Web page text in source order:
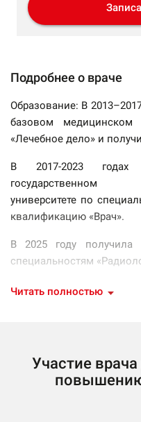
Подробнее о враче
Образование: В
базовом медицинском
«Лечебное дело» и
В 2017-2023 годах
государственном
университете по
квалификацию «Врач».
В 2025 году получила
специальностям
23 апреля 2025 года —
4 сентября 2025 года
Читать полностью
Участие